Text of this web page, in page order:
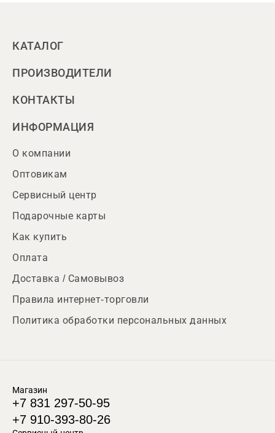
КАТАЛОГ
ПРОИЗВОДИТЕЛИ
КОНТАКТЫ
ИНФОРМАЦИЯ
О компании
Оптовикам
Сервисный центр
Подарочные карты
Как купить
Оплата
Доставка / Самовывоз
Правила интернет-торговли
Политика обработки персональных данных
Магазин
+7 831 297-50-95
+7 910-393-80-26